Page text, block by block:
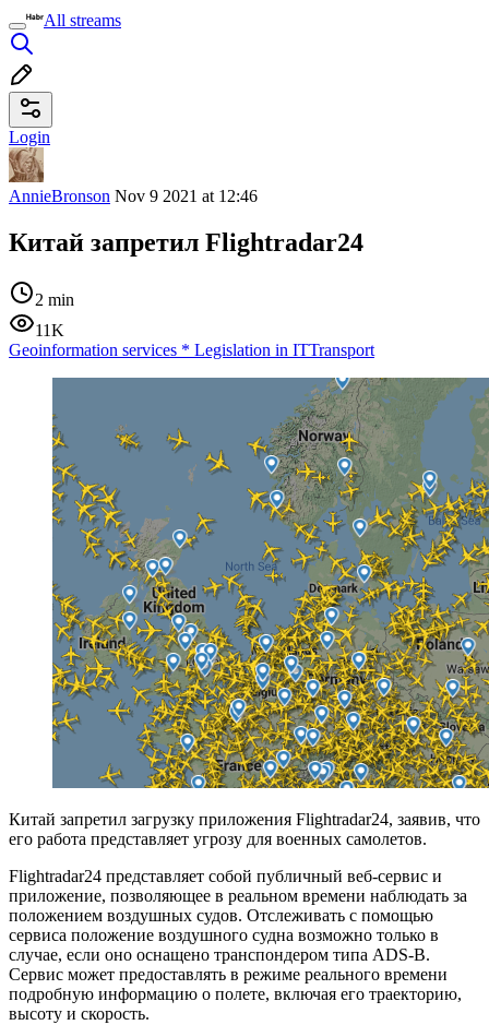
All streams
Login
AnnieBronson Nov 9 2021 at 12:46
Китай запретил Flightradar24
2 min
11K
Geoinformation services * Legislation in ITTransport
Китай запретил загрузку приложения Flightradar24, заявив, что
его работа представляет угрозу для военных самолетов.
Flightradar24 представляет собой публичный веб-сервис и
приложение, позволяющее в реальном времени наблюдать за
положением воздушных судов. Отслеживать с помощью
сервиса положение воздушного судна возможно только в
случае, если оно оснащено транспондером типа ADS-B.
Сервис может предоставлять в режиме реального времени
подробную информацию о полете, включая его траекторию,
высоту и скорость.